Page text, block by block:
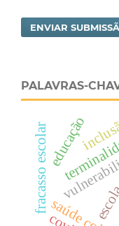
ENVIAR
PALAVRAS-
fracasso escolareducação